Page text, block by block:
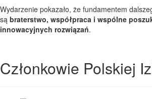
Wydarzenie pokazało, że fundamentem
są braterstwo, współpraca i wspólne
innowacyjnych rozwiązań.
Członkowie Polskiej